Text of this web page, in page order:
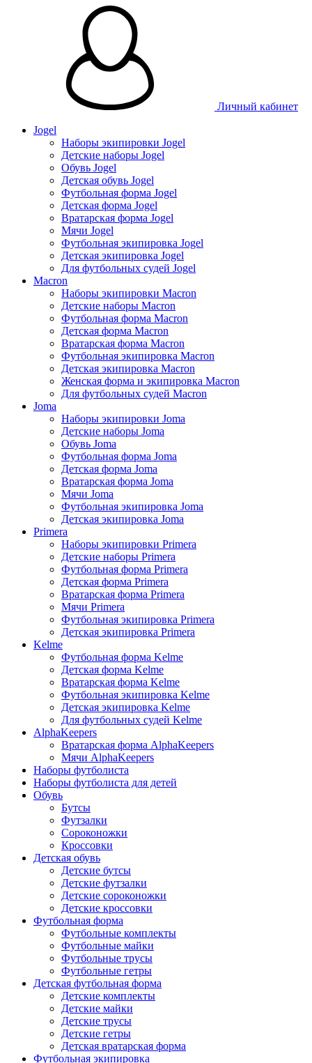
Личный кабинет
Jogel
Наборы экипировки Jogel
Детские наборы Jogel
Обувь Jogel
Детская обувь Jogel
Футбольная форма Jogel
Детская форма Jogel
Вратарская форма Jogel
Мячи Jogel
Футбольная экипировка Jogel
Детская экипировка Jogel
Для футбольных судей Jogel
Macron
Наборы экипировки Macron
Детские наборы Macron
Футбольная форма Macron
Детская форма Macron
Вратарская форма Macron
Футбольная экипировка Macron
Детская экипировка Macron
Женская форма и экипировка Macron
Для футбольных судей Macron
Joma
Наборы экипировки Joma
Детские наборы Joma
Обувь Joma
Футбольная форма Joma
Детская форма Joma
Вратарская форма Joma
Мячи Joma
Футбольная экипировка Joma
Детская экипировка Joma
Primera
Наборы экипировки Primera
Детские наборы Primera
Футбольная форма Primera
Детская форма Primera
Вратарская форма Primera
Мячи Primera
Футбольная экипировка Primera
Детская экипировка Primera
Kelme
Футбольная форма Kelme
Детская форма Kelme
Вратарская форма Kelme
Футбольная экипировка Kelme
Детская экипировка Kelme
Для футбольных судей Kelme
AlphaKeepers
Вратарская форма AlphaKeepers
Мячи AlphaKeepers
Наборы футболиста
Наборы футболиста для детей
Обувь
Бутсы
Футзалки
Сороконожки
Кроссовки
Детская обувь
Детские бутсы
Детские футзалки
Детские сороконожки
Детские кроссовки
Футбольная форма
Футбольные комплекты
Футбольные майки
Футбольные трусы
Футбольные гетры
Детская футбольная форма
Детские комплекты
Детские майки
Детские трусы
Детские гетры
Детская вратарская форма
Футбольная экипировка